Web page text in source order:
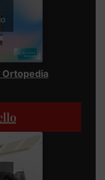
Ortopedia